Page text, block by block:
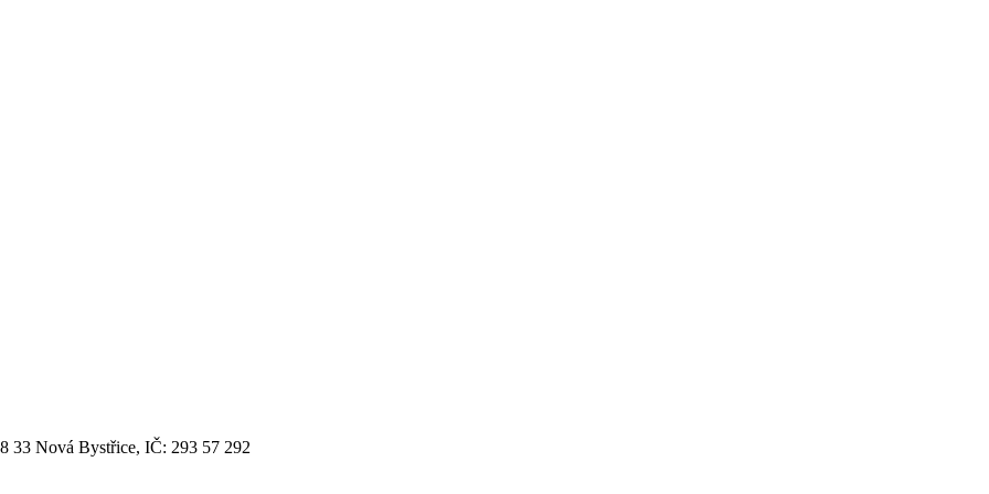
33 Nová Bystřice, IČ: 293 57 292